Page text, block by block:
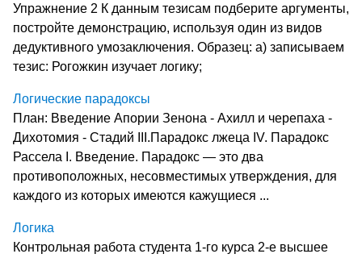
Упражнение 2 К данным тезисам подберите аргументы,
постройте демонстра­цию, используя один из видов
дедуктивного умозаключения. Образец: а) записываем
тезис: Рогожкин изучает логику;
Логические парадоксы
План: Введение Апории Зенона - Ахилл и черепаха -
Дихотомия - Стадий III.Парадокс лжеца IV. Парадокс
Рассела I. Введение. Парадокс — это два
противоположных, несовместимых утверждения, для
каждого из которых имеются кажущиеся ...
Логика
Контрольная работа студента 1-го курса 2-е высшее